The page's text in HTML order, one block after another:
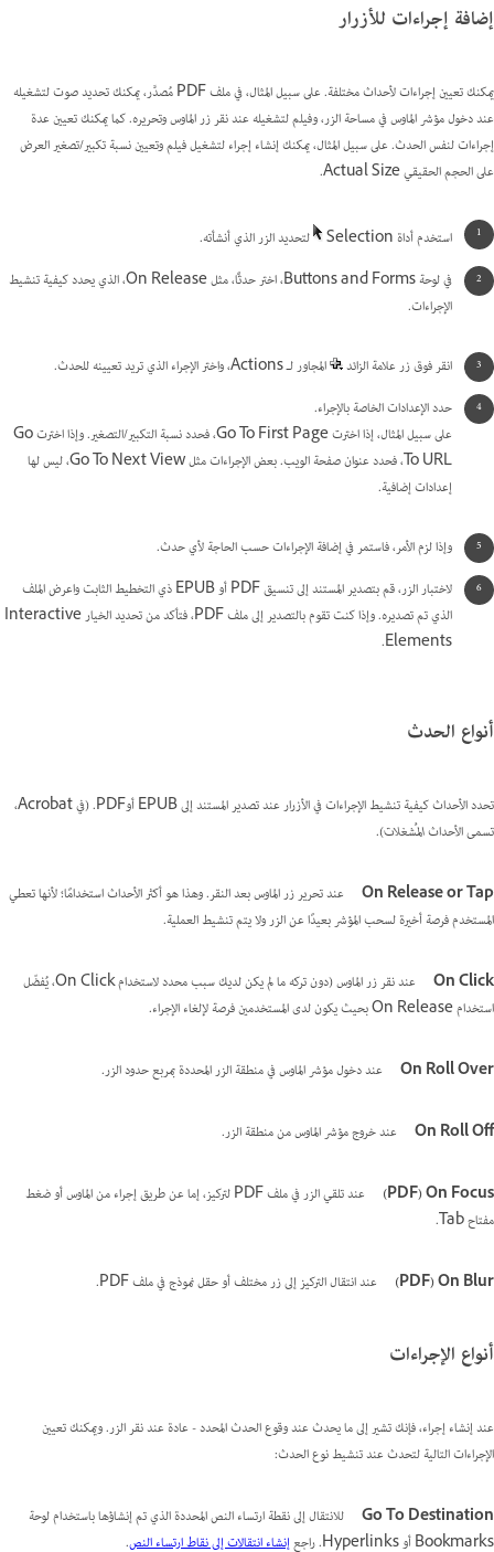
إضافة إجراءات للأزرار
يمكنك تعيين إجراءات لأحداث مختلفة. على سبيل المثال، في ملف PDF مُصدَّر، يمكنك تحديد صوت لتشغيله
عند دخول مؤشر الماوس في مساحة الزر، وفيلم لتشغيله عند نقر زر الماوس وتحريره. كما يمكنك تعيين عدة
إجراءات لنفس الحدث. على سبيل المثال، يمكنك إنشاء إجراء لتشغيل فيلم وتعيين نسبة تكبير/تصغير العرض
على الحجم الحقيقي Actual Size.
استخدم أداة Selection
لتحديد الزر الذي أنشأته.
في لوحة Buttons and Forms، اختر حدثًا، مثل On Release، الذي يحدد كيفية تنشيط
الإجراءات.
انقر فوق زر علامة الزائد
المجاور لـ Actions، واختر الإجراء الذي تريد تعيينه للحدث.
حدد الإعدادات الخاصة بالإجراء.
على سبيل المثال، إذا اخترت Go To First Page، فحدد نسبة التكبير/التصغير. وإذا اخترت Go
To URL، فحدد عنوان صفحة الويب. بعض الإجراءات مثل Go To Next View، ليس لها
إعدادات إضافية.
وإذا لزم الأمر، فاستمر في إضافة الإجراءات حسب الحاجة لأي حدث.
لاختبار الزر، قم بتصدير المستند إلى تنسيق PDF أو EPUB ذي التخطيط الثابت واعرض الملف
الذي تم تصديره. وإذا كنت تقوم بالتصدير إلى ملف PDF، فتأكد من تحديد الخيار Interactive
Elements.
أنواع الحدث
تحدد الأحداث كيفية تنشيط الإجراءات في الأزرار عند تصدير المستند إلى EPUB أوPDF. (في Acrobat،
تسمى الأحداثالمُشغلات).
On Release or Tap
عند تحرير زر الماوس بعد النقر. وهذا هو أكثر الأحداث استخدامًا؛ لأنها تعطي
المستخدم فرصة أخيرة لسحب المؤشر بعيدًا عن الزر ولا يتم تنشيط العملية.
On Click
عند نقر زر الماوس (دون تركه ما لم يكن لديك سبب محدد لاستخدام On Click، يُفضّل
استخدام On Release بحيث يكون لدى المستخدمين فرصة لإلغاء الإجراء.
On Roll Over عند دخول مؤشر الماوس في منطقة الزر المحددة بمربع حدود الزر.
On Roll Off عند خروج مؤشر الماوس من منطقة الزر.
On Focus‏ (PDF)
عند تلقي الزر في ملف PDF لتركيز، إما عن طريق إجراء من الماوس أو ضغط
مفتاح Tab.
On Blur‏ (PDF) عند انتقال التركيز إلى زر مختلف أو حقل نموذج في ملف PDF.
أنواع الإجراءات
عند إنشاء إجراء، فإنك تشير إلى ما يحدث عند وقوع الحدث المحدد - عادة عند نقر الزر. ويمكنك تعيين
الإجراءات التالية لتحدث عند تنشيط نوع الحدث:
Go To Destination
للانتقال إلى نقطة ارتساء النص المحددة الذي تم إنشاؤها باستخدام لوحة
Bookmarks أو Hyperlinks. راجع
إنشاء انتقالات إلى نقاط ارتساء النص.